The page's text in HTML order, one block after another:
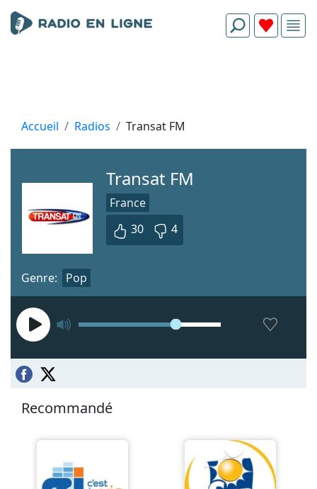
Accueil Radios Transat FM
Transat FM
France
30
4
Genre: Pop
Recommandé